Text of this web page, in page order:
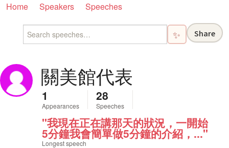
Home Speakers Speeches
✨ Share
關美館代表
1
Appearances
28
Speeches
"我現在正在講那天的狀況，一開始
5分鐘我會簡單做5分鐘的介紹，..."
Longest speech